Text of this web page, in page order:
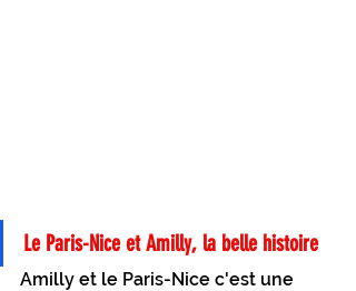
Le Paris-Nice et Amilly, la belle histoire
Amilly et le Paris-Nice c'est une